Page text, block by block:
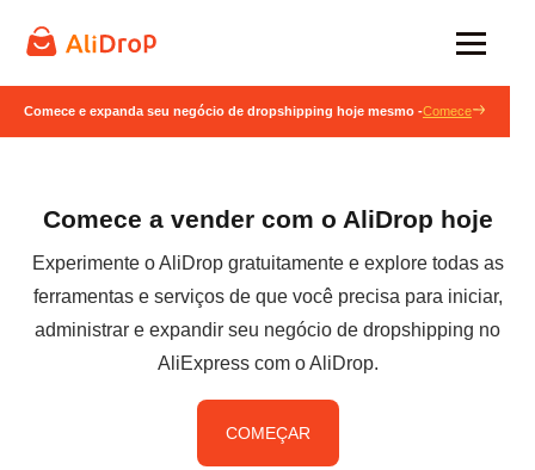
Comece e expanda seu negócio de dropshipping hoje mesmo -Comece
Comece a vender com o AliDrop hoje
Experimente o AliDrop gratuitamente e explore todas as
ferramentas e serviços de que você precisa para iniciar,
administrar e expandir seu negócio de dropshipping no
AliExpress com o AliDrop.
COMEÇAR